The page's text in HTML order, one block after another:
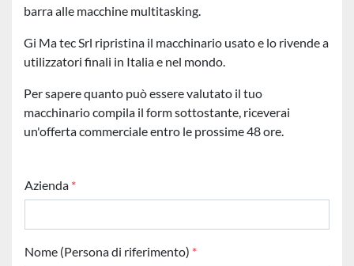
barra alle macchine multitasking.
Gi Ma tec Srl ripristina il macchinario usato e lo rivende a
utilizzatori finali in Italia e nel mondo.
Persapere quanto può essere valutato il tuo
macchinario compila il form sottostante, riceverai
un'offerta commerciale entro le prossime 48 ore.
Azienda *
Nome (Persona di riferimento) *